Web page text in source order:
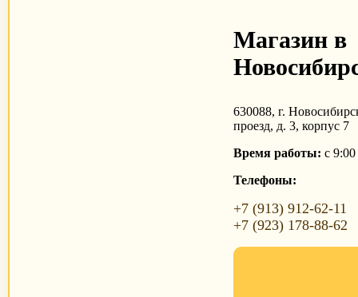
Магазин в
630088, г.
проезд, д. 3, корпус 7
Время работы: с
Телефоны:
+7 (913) 912-62-11
+7 (923) 178-88-62